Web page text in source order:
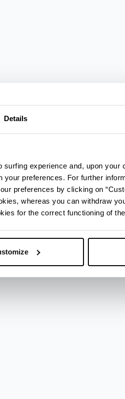
Details
experience and, upon your
preferences. For further
preferences by clicking on
whereas you can withdraw
for the correct functioning of